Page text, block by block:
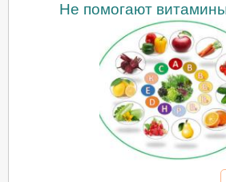
Не помогают